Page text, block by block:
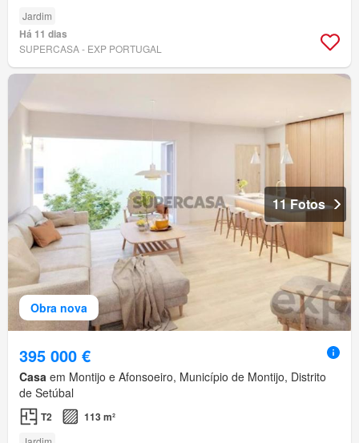
Jardim
Há 11 dias
SUPERCASA - EXP PORTUGAL
Obra nova
11 Fotos
395 000 €
Casa em Montijo e Afonsoeiro, Município de Montijo, Distrito
de Setúbal
T2 113 m²